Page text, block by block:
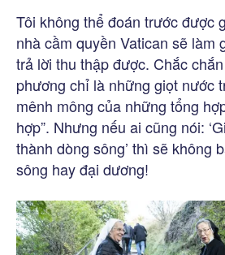
Tôi không thể đoán trước được
nhà cầm quyền Vatican sẽ làm
trả lời thu thập được. Chắc
phương chỉ là những giọt nước
mênh mông của những tổng
hợp”. Nhưng nếu ai cũng nói:
thành dòng sông’ thì sẽ không
sông hay đại dương!